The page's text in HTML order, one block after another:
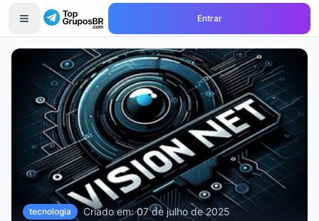
Entrar
Início Grupos de 🚀 VISION NET 🚀
tecnologia Criado em:07 de julho de 2025